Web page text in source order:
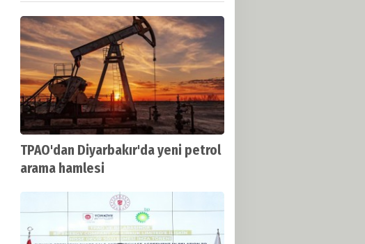
TPAO'dan Diyarbakır'da yeni petrol
arama hamlesi